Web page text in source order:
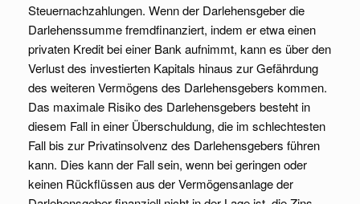
Steuernachzahlungen. Wenn der Darlehensgeber die
Darlehenssumme fremdfinanziert, indem er etwa einen
privaten Kredit bei einer Bank aufnimmt, kann es über den
Verlust des investierten Kapitals hinaus zur Gefährdung
des weiteren Vermögens des Darlehensgebers kommen.
Das maximale Risiko des Darlehensgebers besteht in
diesem Fall in einer Überschuldung, die im schlechtesten
Fall bis zur Privatinsolvenz des Darlehensgebers führen
kann. Dies kann der Fall sein, wenn bei geringen oder
keinen Rückflüssen aus der Vermögensanlage der